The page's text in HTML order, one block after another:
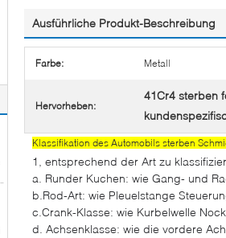
Ausführliche Produkt-Beschreibung
Farbe: Metall
Hervorheben:
41Cr4 sterben
Klassifikation des Automobils sterben
1, entsprechend der Art zu
a. Runder Kuchen: wie Gang- und
b.Rod-Art: wie Pleuelstange
c.Crank-Klasse: wie Kurbelwelle
d. Achsenklasse: wie die vordere